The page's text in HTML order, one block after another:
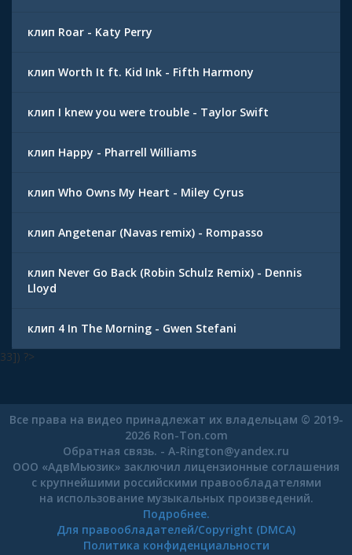
клип Roar - Katy Perry
клип Worth It ft. Kid Ink - Fifth Harmony
клип I knew you were trouble - Taylor Swift
клип Happy - Pharrell Williams
клип Who Owns My Heart - Miley Cyrus
клип Angetenar (Navas remix) - Rompasso
клип Never Go Back (Robin Schulz Remix) - Dennis
Lloyd
клип 4 In The Morning - Gwen Stefani
33]) ?>
Все права на видео принадлежат их владельцам © 2019-
2026 Ron-Ton.com
Обратная связь. - A-Rington@yandex.ru
ООО «АдвМьюзик» заключил лицензионные соглашения
с крупнейшими российскими правообладателями
на использование музыкальных произведений.
Подробнее.
Для правообладателей/Copyright (DMCA)
Политика конфиденциальности